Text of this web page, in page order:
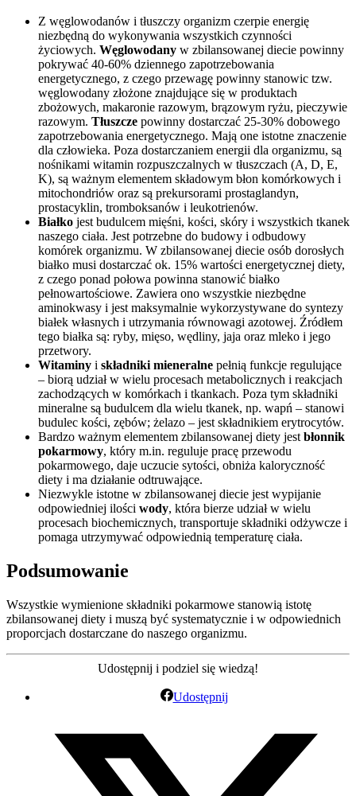
Z węglowodanów i tłuszczy organizm czerpie energię
niezbędną do wykonywania wszystkich czynności
życiowych. Węglowodany w zbilansowanej diecie powinny
pokrywać 40-60% dziennego zapotrzebowania
energetycznego, z czego przewagę powinny stanowic tzw.
węglowodany złożone znajdujące się w produktach
zbożowych, makaronie razowym, brązowym ryżu, pieczywie
razowym. Tłuszcze powinny dostarczać 25-30% dobowego
zapotrzebowania energetycznego. Mają one istotne znaczenie
dla człowieka. Poza dostarczaniem energii dla organizmu, są
nośnikami witamin rozpuszczalnych w tłuszczach (A, D, E,
K), są ważnym elementem składowym błon komórkowych i
mitochondriów oraz są prekursorami prostaglandyn,
prostacyklin, tromboksanów i leukotrienów.
Białko jest budulcem mięśni, kości, skóry i wszystkich tkanek
naszego ciała. Jest potrzebne do budowy i odbudowy
komórek organizmu. W zbilansowanej diecie osób dorosłych
białko musi dostarczać ok. 15% wartości energetycznej diety,
z czego ponad połowa powinna stanowić białko
pełnowartościowe. Zawiera ono wszystkie niezbędne
aminokwasy i jest maksymalnie wykorzystywane do syntezy
białek własnych i utrzymania równowagi azotowej. Źródłem
tego białka są: ryby, mięso, wędliny, jaja oraz mleko i jego
przetwory.
Witaminy i składniki mieneralne pełnią funkcje regulujące
– biorą udział w wielu procesach metabolicznych i reakcjach
zachodzących w komórkach i tkankach. Poza tym składniki
mineralne są budulcem dla wielu tkanek, np. wapń – stanowi
budulec kości, zębów; żelazo – jest składnikiem erytrocytów.
Bardzo ważnym elementem zbilansowanej diety jest błonnik
pokarmowy, który m.in. reguluje pracę przewodu
pokarmowego, daje uczucie sytości, obniża kaloryczność
diety i ma działanie odtruwające.
Niezwykle istotne w zbilansowanej diecie jest wypijanie
odpowiedniej ilości wody, która bierze udział w wielu
procesach biochemicznych, transportuje składniki odżywcze i
pomaga utrzymywać odpowiednią temperaturę ciała.
Podsumowanie
Wszystkie wymienione składniki pokarmowe stanowią istotę
zbilansowanej diety i muszą być systematycznie i w odpowiednich
proporcjach dostarczane do naszego organizmu.
Udostępnij i podziel się wiedzą!
Udostępnij